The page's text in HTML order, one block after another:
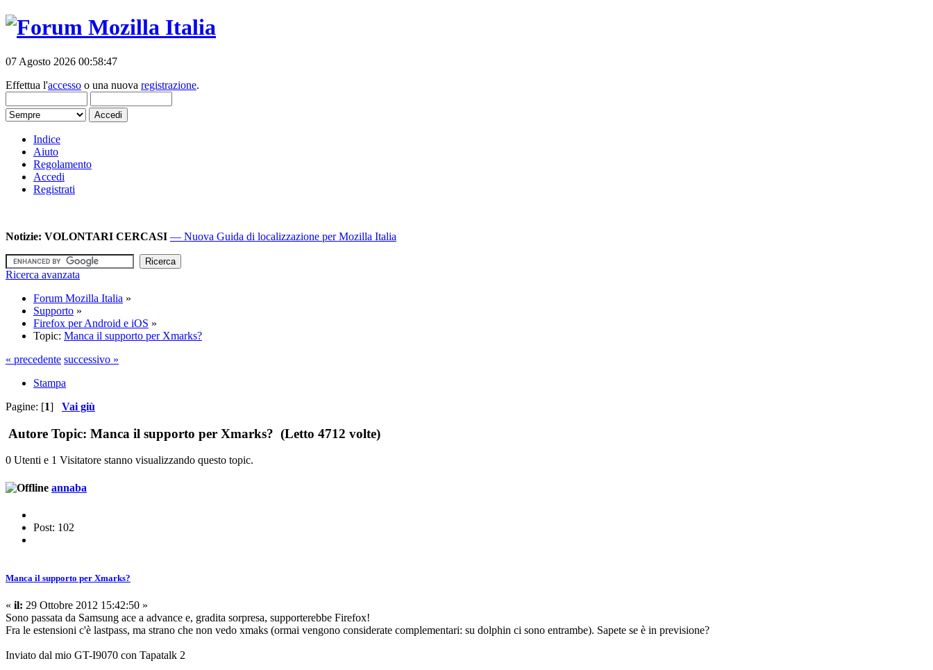
07 Agosto 2026 00:58:47
Effettua l'accesso o una nuova registrazione.
Indice
Aiuto
Regolamento
Accedi
Registrati
Notizie: VOLONTARI CERCASI — Nuova Guida di localizzazione per Mozilla Italia
Ricerca avanzata
Forum Mozilla Italia »
Supporto »
Firefox per Android e iOS »
Topic: Manca il supporto per Xmarks?
« precedente successivo »
Stampa
Pagine: [1] Vai giù
Autore Topic: Manca il supporto per Xmarks? (Letto 4712 volte)
0 Utenti e 1 Visitatore stanno visualizzando questo topic.
annaba
Post: 102
Manca il supporto per Xmarks?
« il: 29 Ottobre 2012 15:42:50 »
Sono passata da Samsung ace a advance e, gradita sorpresa, supporterebbe Firefox!
Fra le estensioni c'è lastpass, ma strano che non vedo xmaks (ormai vengono considerate complementari: su dolphin ci sono entrambe). Sapete se è in previsione?
Inviato dal mio GT-I9070 con Tapatalk 2